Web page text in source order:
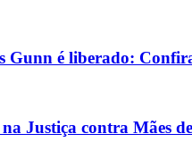
Gunn é liberado:
Justiça contra Mães